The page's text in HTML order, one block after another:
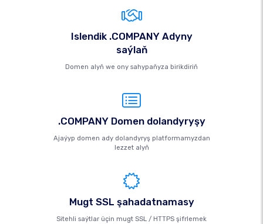
Islendik .COMPANY Adyny
saýlaň
Domen alyň we ony sahypaňyza birikdiriň
.COMPANY Domen dolandyryşy
Ajaýyp domen ady dolandyryş platformamyzdan
lezzet alyň
Mugt SSL şahadatnamasy
Sitehli saýtlar üçin mugt SSL / HTTPS şifrlemek